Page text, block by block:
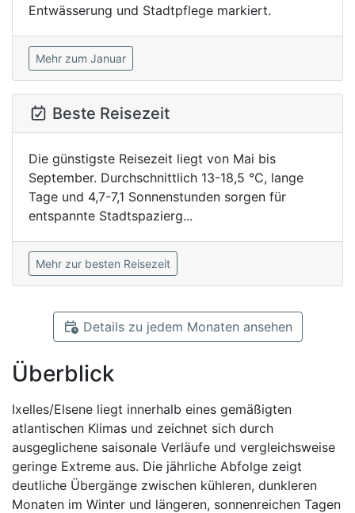
Entwässerung und Stadtpflege markiert.
Mehr zum Januar
Beste Reisezeit
Die günstigste Reisezeit liegt von Mai bis
September. Durchschnittlich 13-18,5 °C, lange
Tage und 4,7-7,1 Sonnenstunden sorgen für
entspannte Stadtspazierg...
Mehr zur besten Reisezeit
Details zu jedem Monaten ansehen
Überblick
Ixelles/Elsene liegt innerhalb eines gemäßigten
atlantischen Klimas und zeichnet sich durch
ausgeglichene saisonale Verläufe und vergleichsweise
geringe Extreme aus. Die jährliche Abfolge zeigt
deutliche Übergänge zwischen kühleren, dunkleren
Monaten im Winter und längeren, sonnenreichen Tagen